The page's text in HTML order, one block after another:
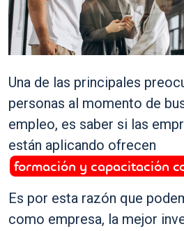
Una de las principales
personas al momento de
empleo, es saber si las
están aplicando ofrecen
formación y capacitación
Es por esta razón que
como empresa, la mejor